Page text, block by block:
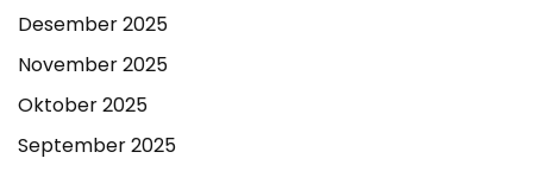
Desember 2025
November 2025
Oktober 2025
September 2025